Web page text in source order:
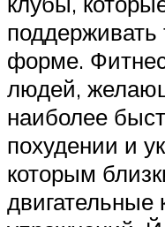
форме.
людей,
наиболее
похудении и
которым
двигательные